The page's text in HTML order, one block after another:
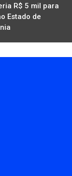
R$ 5 mil para
Estado de